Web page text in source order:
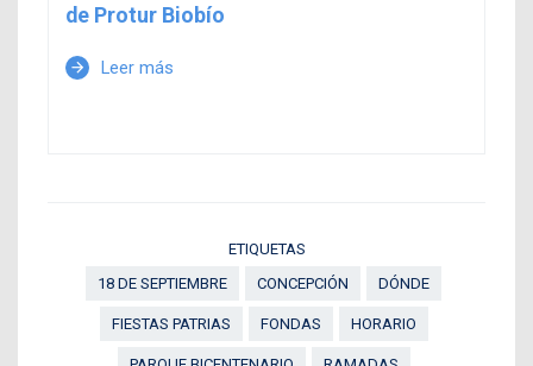
de Protur Biobío
arrow_forward Leer más
ETIQUETAS
18 DE SEPTIEMBRE
CONCEPCIÓN DÓNDE
FIESTAS PATRIAS FONDAS HORARIO